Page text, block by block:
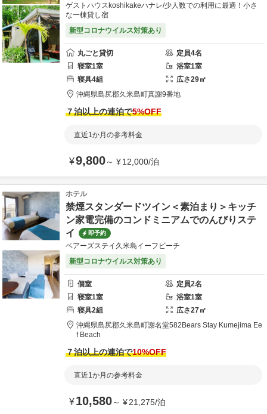
ゲストハウスkoshikakeハナレ/少人数での利用に最適！小さ
な一棟貸し宿
新型コロナウイルス対策あり
丸ごと貸切 定員4名
寝室1室 浴室1室
寝具4組 広さ29㎡
沖縄県島尻郡久米島町真謝9番地
７泊以上の連泊で5%OFF
直近1か月の参考料金
¥9,800～ ¥12,000/泊
ホテル
禁煙スタンダードツイン＜素泊まり＞キッチ
ン家電完備のコンドミニアムでのんびりステ
イ
即予約
ベアーズステイ久米島イーフビーチ
新型コロナウイルス対策あり
個室 定員2名
寝室1室 浴室1室
寝具2組 広さ27㎡
沖縄県島尻郡久米島町謝名堂582 Bears Stay Kumejima Ee
f Beach
７泊以上の連泊で10%OFF
直近1か月の参考料金
¥10,580～ ¥21,275/泊